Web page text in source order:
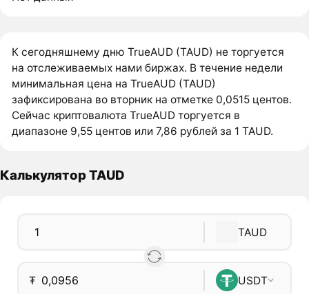
К сегодняшнему дню TrueAUD (TAUD) не торгуется
на отслеживаемых нами биржах. В течение недели
минимальная цена на TrueAUD (TAUD)
зафиксирована во вторник на отметке 0,0515 центов.
Сейчас криптовалюта TrueAUD торгуется в
диапазоне 9,55 центов или 7,86 рублей за 1 TAUD.
Калькулятор TAUD
TAUD
₮ USDT